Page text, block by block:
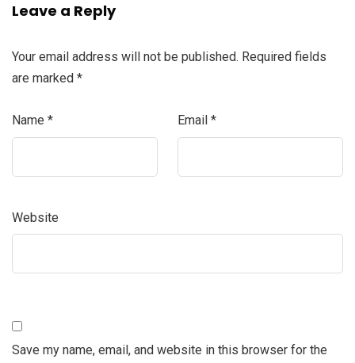
Leave a Reply
Your email address will not be published. Required fields
are marked *
Name * Email *
Website
Save my name, email, and website in this browser for the